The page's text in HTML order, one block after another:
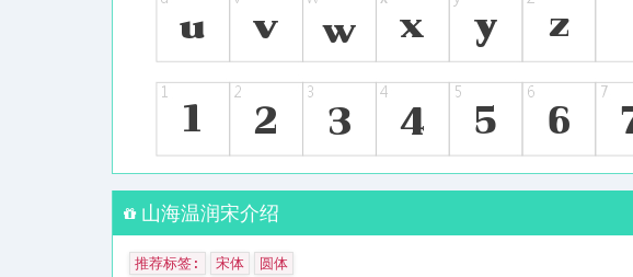
山海温润宋介绍
推荐标签: 宋体 圆体